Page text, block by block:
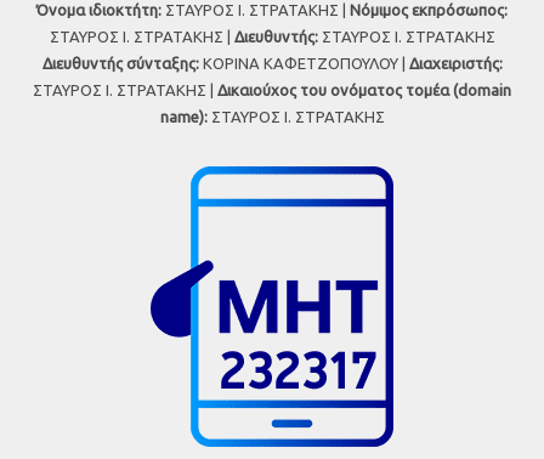
Όνομα ιδιοκτήτη: ΣΤΑΥΡΟΣ Ι. ΣΤΡΑΤΑΚΗΣ | Νόμιμος εκπρόσωπος:
ΣΤΑΥΡΟΣ Ι. ΣΤΡΑΤΑΚΗΣ | Διευθυντής:ΣΤΑΥΡΟΣ Ι. ΣΤΡΑΤΑΚΗΣ
Διευθυντής σύνταξης:ΚΟΡΙΝΑ ΚΑΦΕΤΖΟΠΟΥΛΟΥ | Διαχειριστής:
ΣΤΑΥΡΟΣ Ι. ΣΤΡΑΤΑΚΗΣ | Δικαιούχος του ονόματος τομέα (domain
name):ΣΤΑΥΡΟΣ Ι. ΣΤΡΑΤΑΚΗΣ